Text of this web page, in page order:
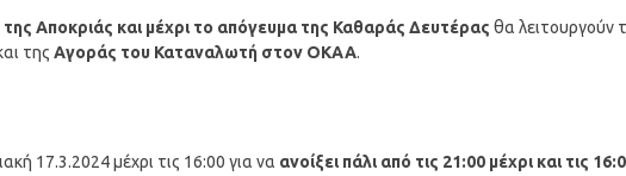
Αποκριάς και μέχρι το απόγευμα της Καθαράς Δευτέρας θα λειτουργούν
της Αγοράς του Καταναλωτή στον ΟΚΑΑ.
17.3.2024 μέχρι τις 16:00 για να ανοίξει πάλι από τις 21:00 μέχρι και τις